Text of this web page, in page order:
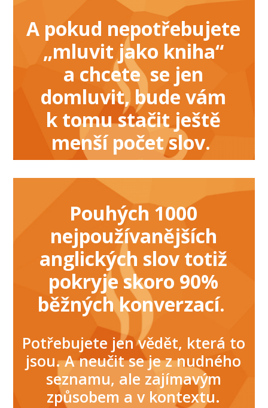
A pokud nepotřebujete
„mluvit jako kniha“
a chcete se jen
domluvit, bude vám
k tomu stačit ještě
menší počet slov.
Pouhých 1000
nejpoužívanějších
anglických slov totiž
pokryje skoro 90%
běžných konverzací.
Potřebujete jen vědět, která to
jsou. A neučit se je z nudného
seznamu, ale zajímavým
způsobem a v kontextu.